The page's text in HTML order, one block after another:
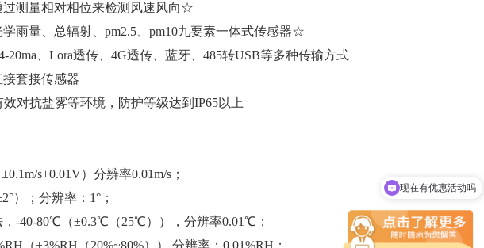
测量相对相位来检测风速风向☆
雨量、总辐射、pm2.5、pm10九要素一体式传感器☆
20ma、Lora透传、4G透传、蓝牙、485转USB等多种传输方式
套接传感器
对抗盐雾等环境，防护等级达到IP65以上
s+0.01V）分辨率0.01m/s；
）；分辨率：1°；
-40-80℃（±0.3℃（25℃）），分辨率0.01℃；
可以介绍下你们的设备么